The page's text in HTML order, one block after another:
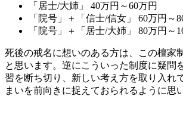
「居士/大姉」 40万円～60万円
「院号」＋「信士/信女」 60万円～
「院号」＋「居士/大姉」 80万円～
死後の戒名に想いのある方は、この檀家
と思います。逆にこういった制度に疑問
習を断ち切り、新しい考え方を取り入れ
まいを前向きに捉えておられるように思